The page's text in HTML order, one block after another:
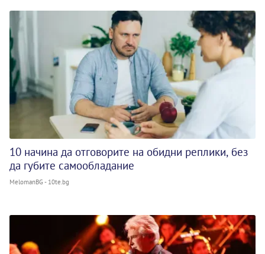
10 начина да отговорите на обидни реплики, без
да губите самообладание
MelomanBG - 10te.bg